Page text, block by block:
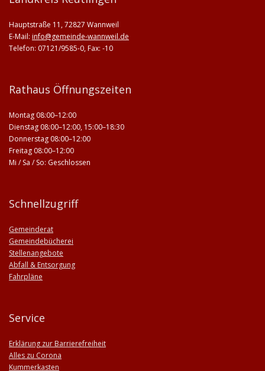
Hauptstraße 11, 72827 Wannweil
E-Mail: info@gemeinde-wannweil.de
Telefon: 07121/9585-0, Fax: -10
Rathaus Öffnungszeiten
Montag 08:00–12:00
Dienstag 08:00–12:00, 15:00–18:30
Donnerstag 08:00–12:00
Freitag 08:00–12:00
Mi / Sa / So: Geschlossen
Schnellzugriff
Gemeinderat
Gemeindebücherei
Stellenangebote
Abfall & Entsorgung
Fahrpläne
Service
Erklärung zur Barrierefreiheit
Alles zu Corona
Kummerkasten